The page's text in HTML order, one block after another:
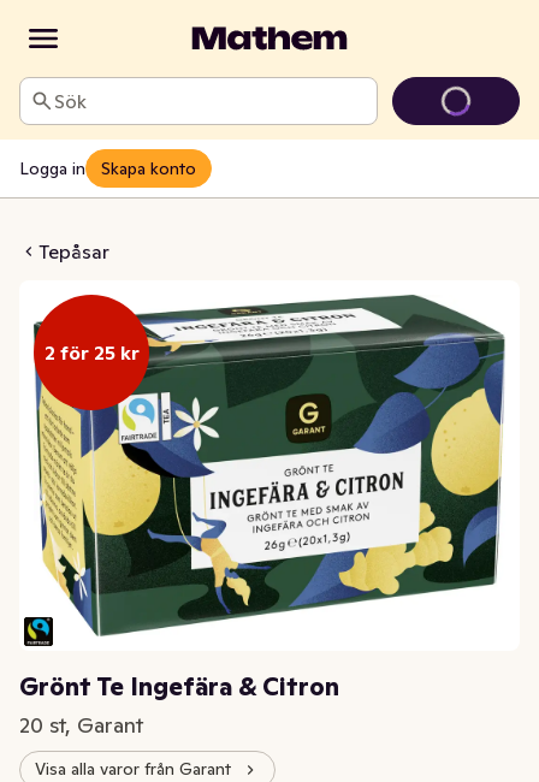
Sök
Logga in Skapa konto
Tepåsar
& Citron
2 för 25 kr
Grönt Te Ingefära & Citron
20 st, Garant
Visa alla varor från Garant